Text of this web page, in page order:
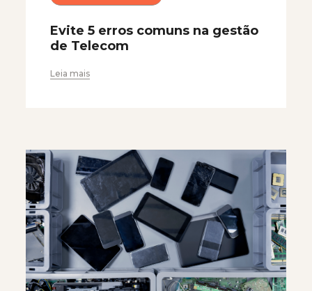
Evite 5 erros comuns na gestão
de Telecom
Leia mais